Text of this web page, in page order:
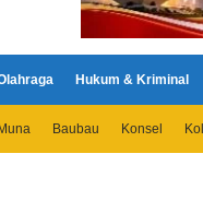
Hukum & Kriminal
Baubau Konsel